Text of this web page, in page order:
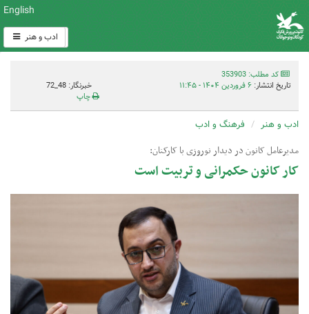
English
ادب و هنر
کد مطلب: 353903
تاریخ انتشار: ۶ فروردین ۱۴۰۴ - ۱۱:۴۵
خبرنگار: 48_72
چاپ
ادب و هنر فرهنگ و ادب
مدیرعامل کانون در دیدار نوروزی با کارکنان:
کار کانون حکمرانی و تربیت است